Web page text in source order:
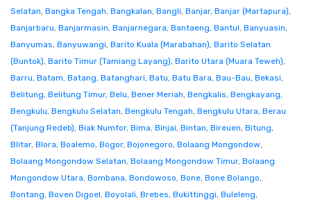
Selatan, Bangka Tengah, Bangkalan, Bangli, Banjar, Banjar (Martapura),
Banjarbaru, Banjarmasin, Banjarnegara, Bantaeng, Bantul, Banyuasin,
Banyumas, Banyuwangi, Barito Kuala (Marabahan), Barito Selatan
(Buntok), Barito Timur (Tamiang Layang), Barito Utara (Muara Teweh),
Barru, Batam, Batang, Batanghari, Batu, Batu Bara, Bau-Bau, Bekasi,
Belitung, Belitung Timur, Belu, Bener Meriah, Bengkalis, Bengkayang,
Bengkulu, Bengkulu Selatan, Bengkulu Tengah, Bengkulu Utara, Berau
(Tanjung Redeb), Biak Numfor, Bima, Binjai, Bintan, Bireuen, Bitung,
Blitar, Blora, Boalemo, Bogor, Bojonegoro, Bolaang Mongondow,
Bolaang Mongondow Selatan, Bolaang Mongondow Timur, Bolaang
Mongondow Utara, Bombana, Bondowoso, Bone, Bone Bolango,
Bontang, Boven Digoel, Boyolali, Brebes, Bukittinggi, Buleleng,